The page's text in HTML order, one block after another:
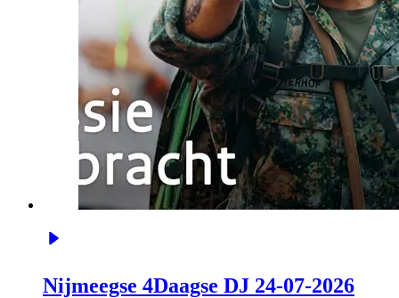
Nijmeegse 4Daagse DJ 24-07-2026